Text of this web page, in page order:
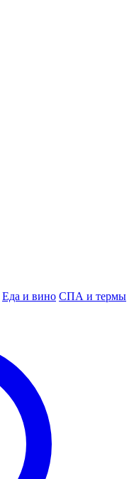
Еда и вино СПА и термы